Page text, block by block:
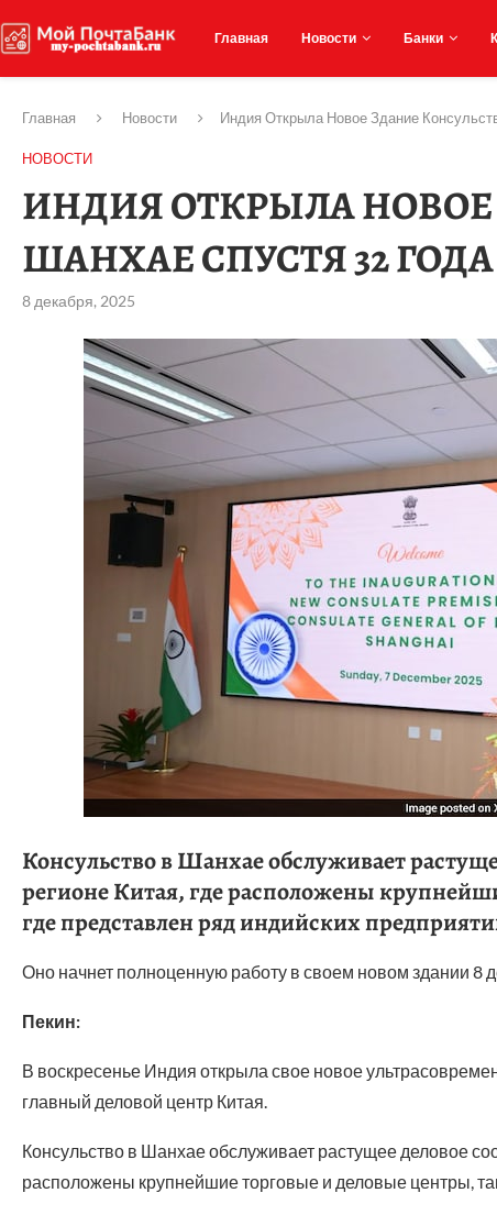
Главная Новости Банки
Главная Новости Индия Открыла Новое Здание
НОВОСТИ
ИНДИЯ ОТКРЫЛА НОВОЕ
ШАНХАЕ СПУСТЯ 32 ГОДА
8 декабря, 2025
Консульство в Шанхае обслуживает
регионе Китая, где расположены
где представлен ряд индийских
Оно начнет полноценную работу в своем новом здании 8
Пекин:
В воскресенье Индия открыла свое новое
главный деловой центр Китая.
Консульство в Шанхае обслуживает растущее деловое
расположены крупнейшие торговые и деловые центры,